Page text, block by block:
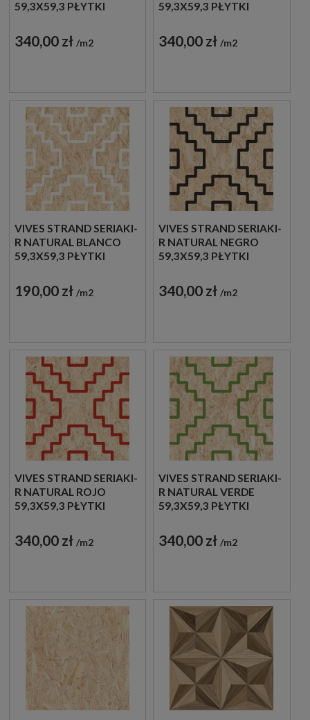
59,3X59,3 PŁYTKI
GRESOWE
340,00 zł m2
59,3X59,3 PŁYTKI
GRESOWE
340,00 zł m2
VIVES STRAND SERIAKI-
R NATURAL BLANCO
59,3X59,3 PŁYTKI
GRESOWE
190,00 zł m2
VIVES STRAND SERIAKI-
R NATURAL NEGRO
59,3X59,3 PŁYTKI
GRESOWE
340,00 zł m2
VIVES STRAND SERIAKI-
R NATURAL ROJO
59,3X59,3 PŁYTKI
GRESOWE
340,00 zł m2
VIVES STRAND SERIAKI-
R NATURAL VERDE
59,3X59,3 PŁYTKI
GRESOWE
340,00 zł m2